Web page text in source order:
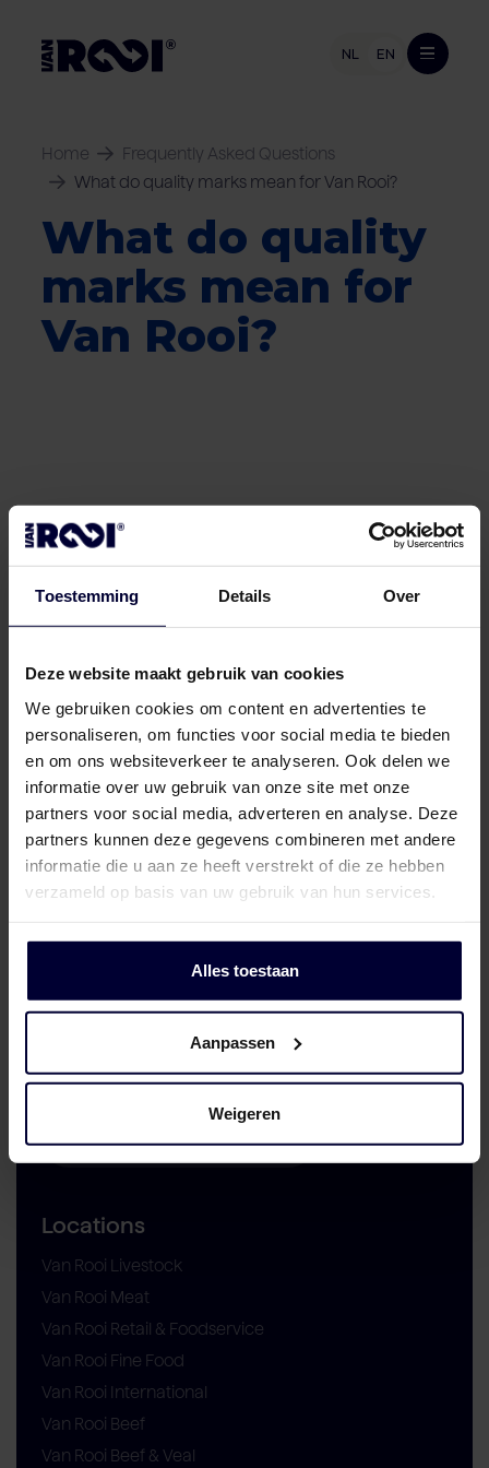
Toestemming Details Over
Deze website maakt gebruik van cookies
We gebruiken cookies om content en advertenties te
personaliseren, om functies voor social media te bieden
en om ons websiteverkeer te analyseren. Ook delen we
informatie over uw gebruik van onze site met onze
partners voor social media, adverteren en analyse. Deze
partners kunnen deze gegevens combineren met andere
informatie die u aan ze heeft verstrekt of die ze hebben
verzameld op basis van uw gebruik van hun services.
Alles toestaan
Aanpassen
Weigeren
NL EN
Pork
Retailers
Pig farmers
Product range
Pork
Beef
Retail and foodservice
Industries
Retailers
Meat processing industry
Foodservice
Export
Livestock farmers
Pig farmers
Cattle farmers
Companies
Consumers
Locations
Quality marks & certificates
Home
Frequently Asked Questions
What do quality marks mean for Van Rooi?
What do quality
marks mean for
Van Rooi?
commitment to top quality, animal welfare
and a guarantee that our meat is safe and
on our sustainability page.
At Van Rooi, we are shaping the future of
food. As an essential link in the chain
animals, people, and the environment.
+31 (0)492 77 99 00
info@vanrooi.com
Locations
Van Rooi Livestock
Van Rooi Meat
Van Rooi Retail & Foodservice
Van Rooi Fine Food
Van Rooi International
Van Rooi Beef
Van Rooi Beef & Veal